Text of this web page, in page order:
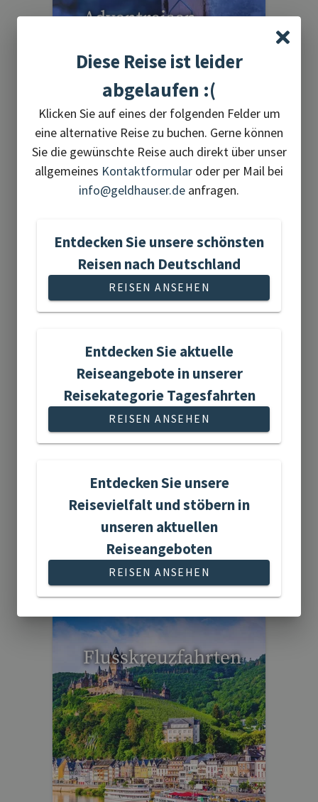
Adventreisen
20 Reisen gefunden
Aktivreisen
1 Reise gefunden
Flugreisen
15 Reisen gefunden
Flusskreuzfahrten
6 Reisen gefunden
Diese Reise ist leider
abgelaufen :(
Klicken Sie auf eines der folgenden Felder um
eine alternative Reise zu buchen. Gerne können
Sie die gewünschte Reise auch direkt über unser
allgemeines Kontaktformular oder per Mail bei
info@geldhauser.de anfragen.
Entdecken Sie unsere schönsten
Reisen nach Deutschland
REISEN ANSEHEN
Entdecken Sie aktuelle
Reiseangebote in unserer
Reisekategorie Tagesfahrten
REISEN ANSEHEN
Entdecken Sie unsere
Reisevielfalt und stöbern in
unseren aktuellen
Reiseangeboten
REISEN ANSEHEN